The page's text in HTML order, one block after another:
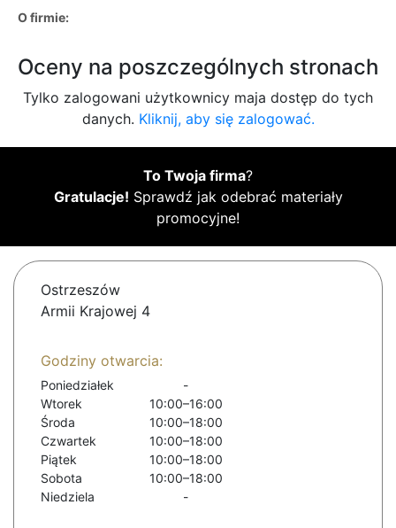
O firmie:
Oceny na poszczególnych stronach
Tylko zalogowani użytkownicy maja dostęp do tych
danych. Kliknij, aby się zalogować.
To Twoja firma?
Gratulacje! Sprawdź jak odebrać materiały
promocyjne!
Ostrzeszów
Armii Krajowej 4
Godziny otwarcia:
Poniedziałek
-
Wtorek
10:00–16:00
Środa
10:00–18:00
Czwartek
10:00–18:00
Piątek
10:00–18:00
Sobota
10:00–18:00
Niedziela
-